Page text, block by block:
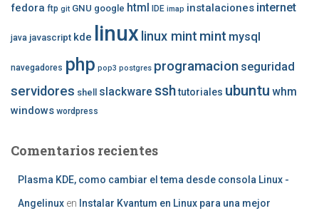
fedora ftp git GNU google html IDE imap instalaciones internet
java javascript kde linux linux mint mint mysql
navegadores php pop3 postgres programacion seguridad
servidores shell slackware sshtutoriales ubuntu whm
windows wordpress
Comentarios recientes
Plasma KDE, como cambiar el tema desde consola Linux -
Angelinux en Instalar Kvantum en Linux para una mejor